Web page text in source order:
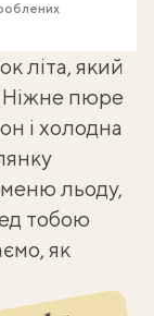
літа, який
Ніжне пюре
і холодна
льоду,
тобою
як